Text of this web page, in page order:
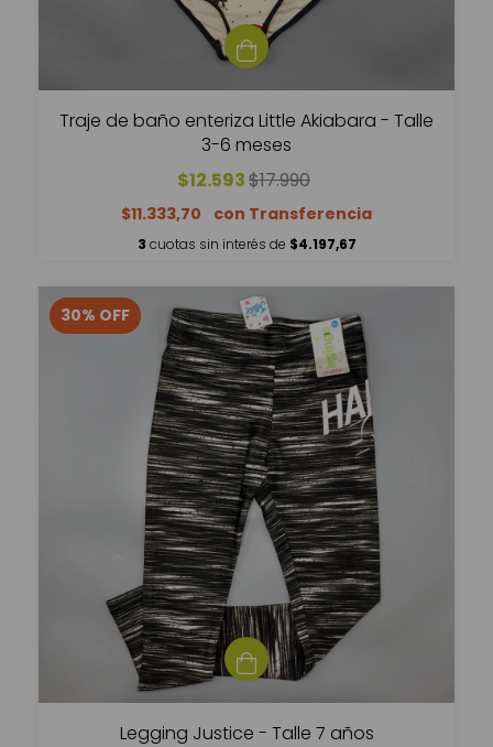
Traje de baño enteriza Little Akiabara - Talle
3-6 meses
$12.593$17.990
$11.333,70
3 cuotas sin interés de $4.197,67
30% OFF
Legging Justice - Talle 7 años